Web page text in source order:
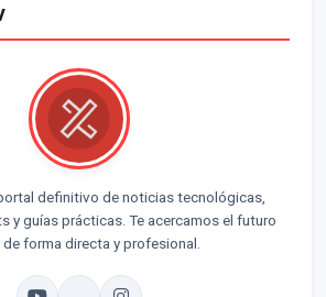
definitivo de noticias tecnológicas,
y guías prácticas. Te acercamos el futuro
forma directa y profesional.